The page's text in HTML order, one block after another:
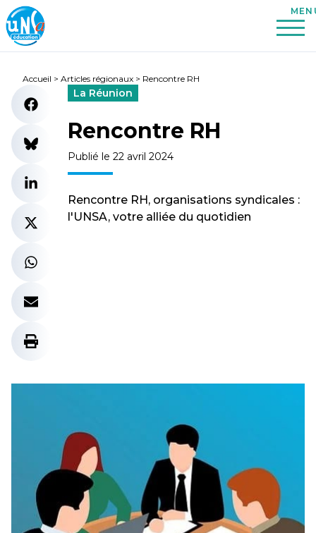
Accueil > Articles régionaux > Rencontre RH
La Réunion
Rencontre RH
Publié le 22 avril 2024
Rencontre RH, organisations syndicales :
l'UNSA, votre alliée du quotidien